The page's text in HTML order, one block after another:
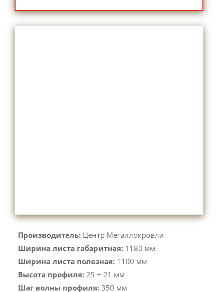
Производитель: Центр Металлокровли
Ширина листа габаритная: 1180 мм
Ширина листа полезная: 1100 мм
Высота профиля: 25 + 21 мм
Шаг волны профиля: 350 мм